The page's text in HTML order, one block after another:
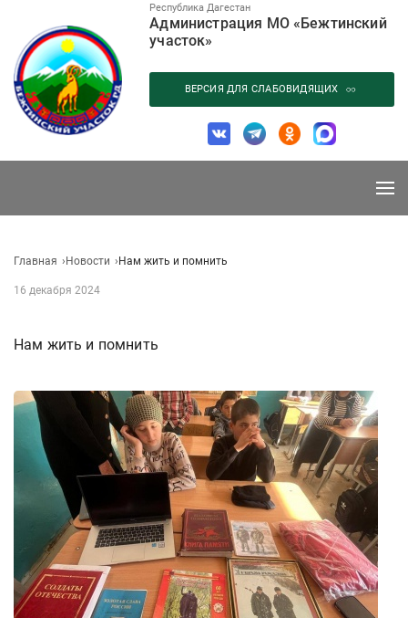
содержанию
Республика Дагестан
Администрация МО «Бежтинский
участок»
ВЕРСИЯ ДЛЯ СЛАБОВИДЯЩИХ
Главная Новости Нам жить и помнить
16 декабря 2024
Нам жить и помнить